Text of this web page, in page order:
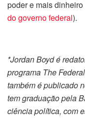
poder e mais dinheiro
do governo federal).
*Jordan Boyd é
programa The
também é publicado
tem graduação pela
ciência política, com